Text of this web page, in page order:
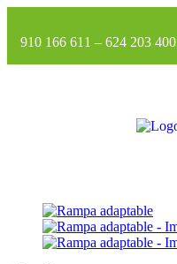
910 166 611 – 624 203 400